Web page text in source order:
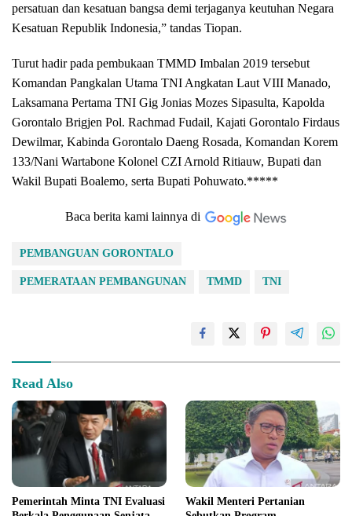
persatuan dan kesatuan bangsa demi terjaganya keutuhan Negara
Kesatuan Republik Indonesia,” tandas Tiopan.
Turut hadir pada pembukaan TMMD Imbalan 2019 tersebut
Komandan Pangkalan Utama TNI Angkatan Laut VIII Manado,
Laksamana Pertama TNI Gig Jonias Mozes Sipasulta, Kapolda
Gorontalo Brigjen Pol. Rachmad Fudail, Kajati Gorontalo Firdaus
Dewilmar, Kabinda Gorontalo Daeng Rosada, Komandan Korem
133/Nani Wartabone Kolonel CZI Arnold Ritiauw, Bupati dan
Wakil Bupati Boalemo, serta Bupati Pohuwato.*****
Baca berita kami lainnya di
PEMBANGUAN GORONTALO
PEMERATAAN PEMBANGUNAN TMMD TNI
Read Also
Pemerintah Minta TNI Evaluasi
Wakil Menteri Pertanian